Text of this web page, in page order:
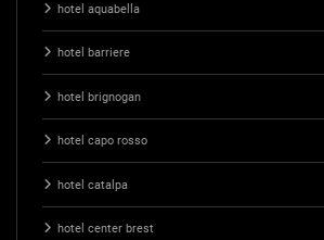
hotel aquabella
hotel barriere
hotel brignogan
hotel capo rosso
hotel catalpa
hotel center brest